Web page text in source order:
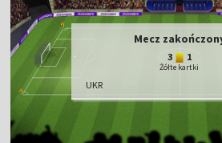
Mecz
UKR
3 1
Żółte kartki